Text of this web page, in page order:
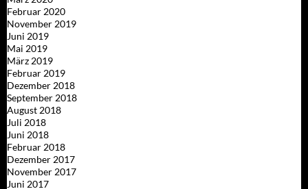
Februar 2020
November 2019
Juni 2019
Mai 2019
März 2019
Februar 2019
Dezember 2018
September 2018
August 2018
Juli 2018
Juni 2018
Februar 2018
Dezember 2017
November 2017
Juni 2017